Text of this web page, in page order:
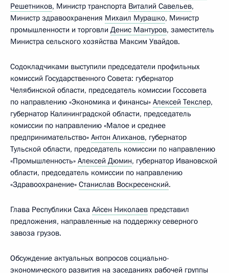
Решетников, Министр транспорта Виталий Савельев,
Министр здравоохранения Михаил Мурашко, Министр
промышленности и торговли Денис Мантуров, заместитель
Министра сельского хозяйства Максим Увайдов.
Содокладчиками выступили председатели профильных
комиссий Государственного Совета: губернатор
Челябинской области, председатель комиссии Госсовета
по направлению «Экономика и финансы» Алексей Текслер,
губернатор Калининградской области, председатель
комиссии по направлению «Малое и среднее
предпринимательство» Антон Алиханов, губернатор
Тульской области, председатель комиссии по направлению
«Промышленность» Алексей Дюмин, губернатор Ивановской
области, председатель комиссии по направлению
«Здравоохранение» Станислав Воскресенский.
Глава Республики Саха Айсен Николаев представил
предложения, направленные на поддержку северного
завоза грузов.
Обсуждение актуальных вопросов социально-
экономического развития на заседаниях рабочей группы